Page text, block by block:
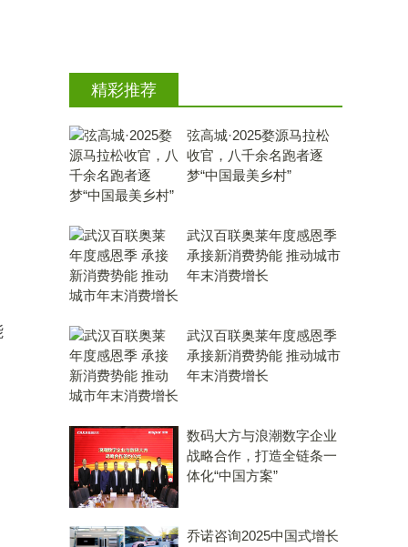
荣膺2025食品营养健康创新
力大奖
精彩推荐
弦高城·2025婺源马拉松
收官，八千余名跑者逐
梦“中国最美乡村”
武汉百联奥莱年度感恩季
承接新消费势能 推动城市
年末消费增长
武汉百联奥莱年度感恩季
承接新消费势能 推动城市
年末消费增长
数码大方与浪潮数字企业
战略合作，打造全链条一
体化“中国方案”
乔诺咨询2025中国式增长